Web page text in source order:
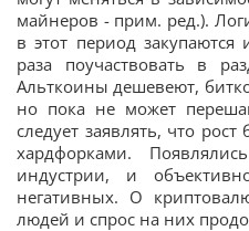
майнеров - прим. ред.).
в этот период
раза поучаствовать в
Альткоины дешевеют,
но пока не может
следует заявлять, что
хардфорками.
индустрии, и
негативных. О
людей и спрос на них